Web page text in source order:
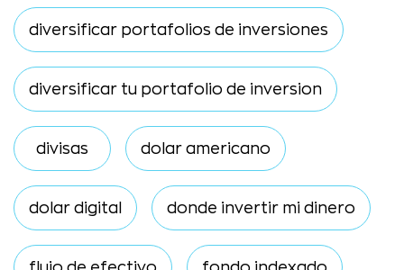
diversificar portafolios de inversiones
diversificar tu portafolio de inversion
divisas dolar americano
dolar digital donde invertir mi dinero